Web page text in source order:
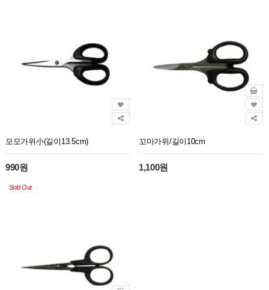
모모가위小(길이13.5cm)
990원
Sold Out
꼬마가위/길이10cm
1,100원